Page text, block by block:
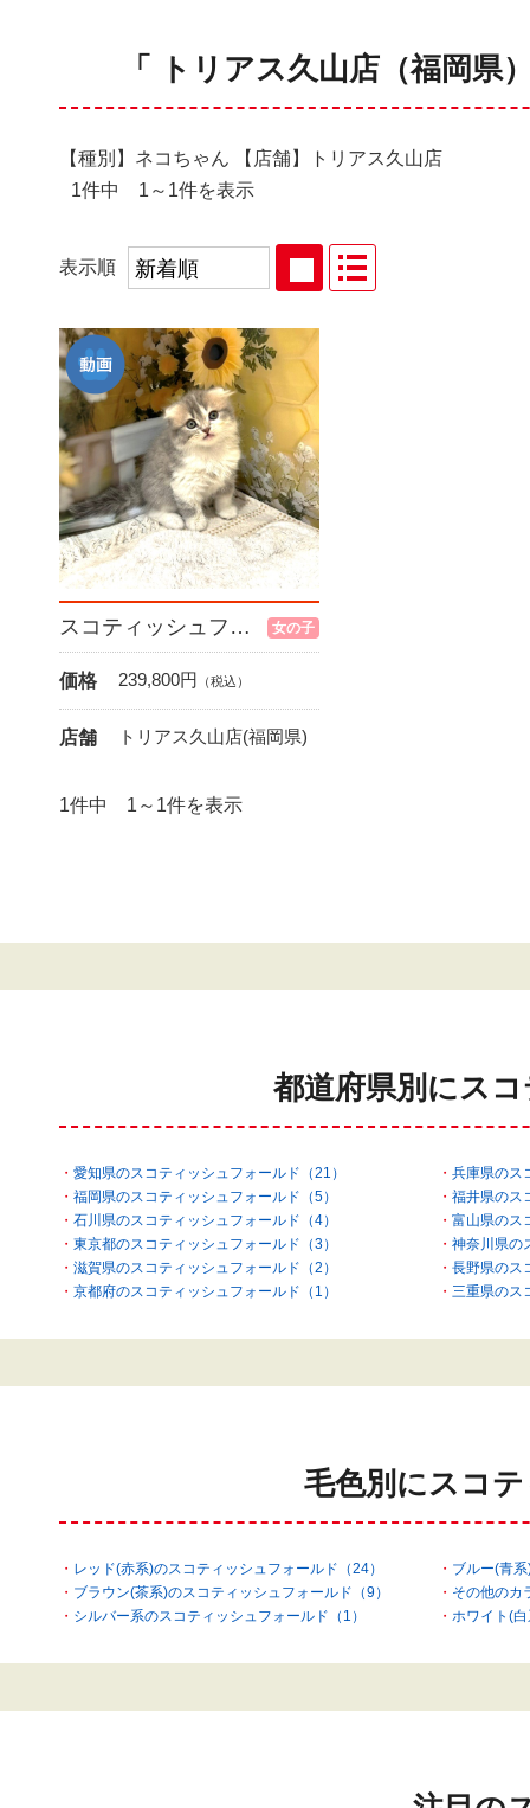
「 トリアス久山店（福岡
【種別】ネコちゃん 【店舗】トリアス久山店
1件中 1～1件を表示
表示順
スコティッシュフォールド 女の子
価格 239,800円 （税込）
店舗 トリアス久山店(福岡県)
1件中 1～1件を表示
都道府県別にス
愛知県のスコティッシュフォールド（21）
兵庫県のス
福岡県のスコティッシュフォールド（5）
福井県のス
石川県のスコティッシュフォールド（4）
富山県のス
東京都のスコティッシュフォールド（3）
神奈川県の
滋賀県のスコティッシュフォールド（2）
長野県のス
京都府のスコティッシュフォールド（1）
三重県のス
毛色別にスコ
レッド(赤系)のスコティッシュフォールド（24）
ブルー(青
ブラウン(茶系)のスコティッシュフォールド（9）
その他のカ
シルバー系のスコティッシュフォールド（1）
ホワイト(